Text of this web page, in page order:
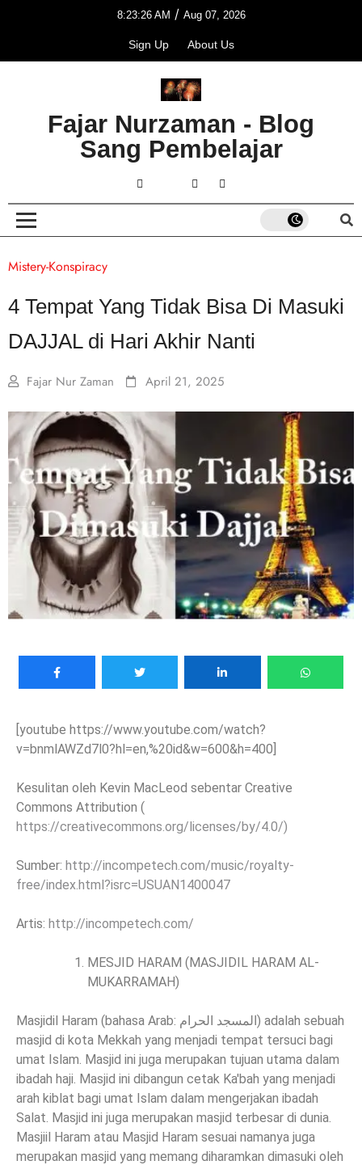
8:23:26 AM / Aug 07, 2026
Sign Up About Us
Fajar Nurzaman - Blog
Sang Pembelajar
Mistery-Konspiracy
4 Tempat Yang Tidak Bisa Di Masuki
DAJJAL di Hari Akhir Nanti
Fajar Nur Zaman April 21, 2025
[youtube https://www.youtube.com/watch?
v=bnmlAWZd7l0?hl=en,%20id&w=600&h=400]
Kesulitan oleh Kevin MacLeod sebentar Creative
Commons Attribution (
https://creativecommons.org/licenses/by/4.0/)
Sumber: http://incompetech.com/music/royalty-
free/index.html?isrc=USUAN1400047
Artis: http://incompetech.com/
MESJID HARAM (MASJIDIL HARAM AL-
MUKARRAMAH)
Masjidil Haram (bahasa Arab: المسجد الحرام) adalah sebuah
masjid di kota Mekkah yang menjadi tempat tersuci bagi
umat Islam. Masjid ini juga merupakan tujuan utama dalam
ibadah haji. Masjid ini dibangun cetak Ka'bah yang menjadi
arah kiblat bagi umat Islam dalam mengerjakan ibadah
Salat. Masjid ini juga merupakan masjid terbesar di dunia.
Masjiil Haram atau Masjid Haram sesuai namanya juga
merupakan masjid yang memang diharamkan dimasuki oleh